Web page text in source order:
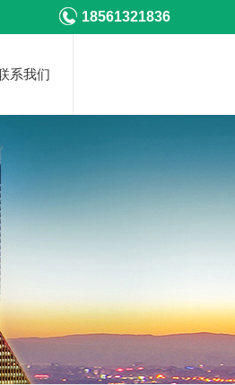
18561321836
系我们